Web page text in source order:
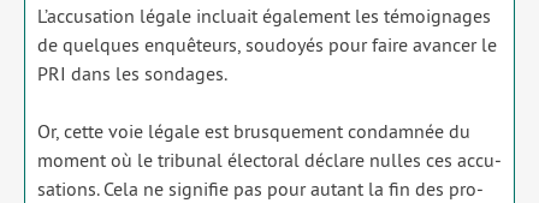
L’accusation légale incluait éga­le­ment les témoi­gnages
de quelques enquê­teurs, sou­doyés pour faire avan­cer le
PRI dans les son­dages.
Or, cette voie légale est brus­que­ment condam­née du
moment où le tri­bu­nal élec­to­ral déclare nulles ces accu­
sa­tions. Cela ne signi­fie pas pour autant la fin des pro­